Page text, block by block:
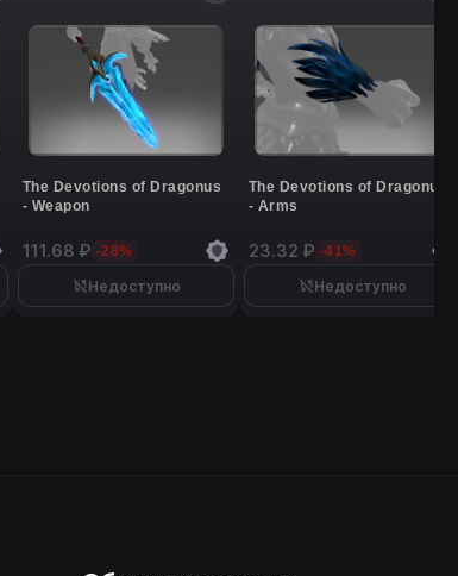
The Devotions of Dragonus
- Weapon
111.68 ₽ -28%
Недоступно
The Devotions of Dragonus
- Arms
23.32 ₽ -41%
Недоступно